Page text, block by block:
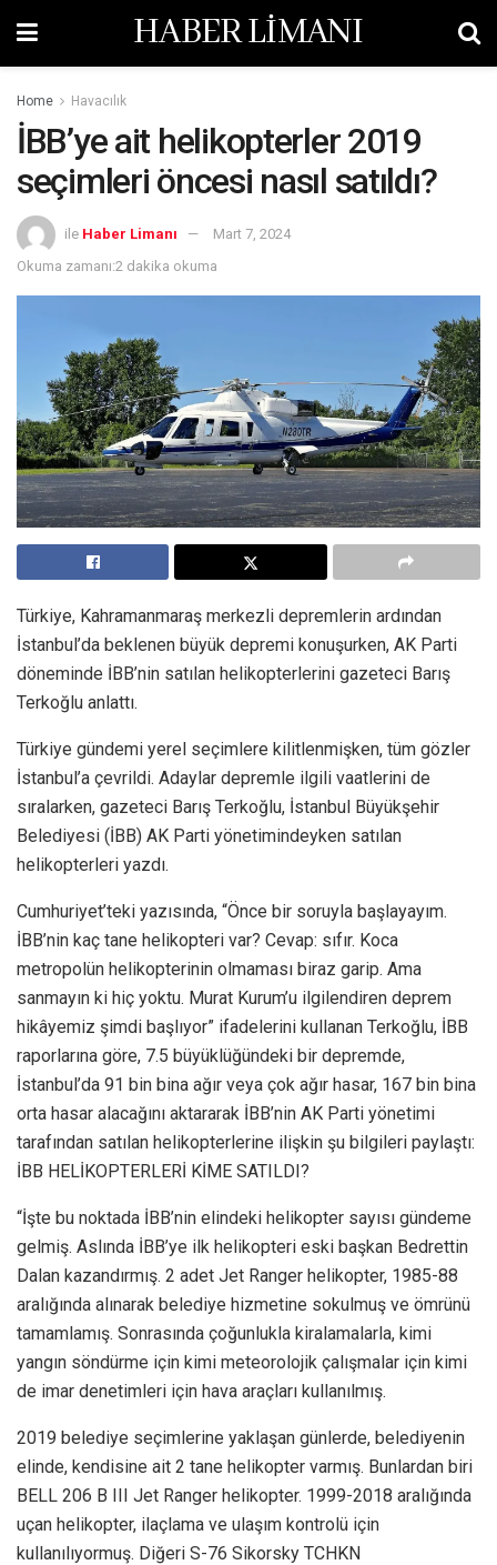
HABER LİMANI
Home Havacılık
İBB’ye ait helikopterler 2019
seçimleri öncesi nasıl satıldı?
ile Haber Limanı
Mart 7, 2024
Okuma zamanı:2 dakika okuma
Türkiye, Kahramanmaraş merkezli depremlerin ardından
İstanbul’da beklenen büyük depremi konuşurken, AK Parti
döneminde İBB’nin satılan helikopterlerini gazeteci Barış
Terkoğlu anlattı.
Türkiye gündemi yerel seçimlere kilitlenmişken, tüm gözler
İstanbul’a çevrildi. Adaylar depremle ilgili vaatlerini de
sıralarken, gazeteci Barış Terkoğlu, İstanbul Büyükşehir
Belediyesi (İBB) AK Parti yönetimindeyken satılan
helikopterleri yazdı.
Cumhuriyet’teki yazısında, “Önce bir soruyla başlayayım.
İBB’nin kaç tane helikopteri var? Cevap: sıfır. Koca
metropolün helikopterinin olmaması biraz garip. Ama
sanmayın ki hiç yoktu. Murat Kurum’u ilgilendiren deprem
hikâyemiz şimdi başlıyor” ifadelerini kullanan Terkoğlu, İBB
raporlarına göre, 7.5 büyüklüğündeki bir depremde,
İstanbul’da 91 bin bina ağır veya çok ağır hasar, 167 bin bina
orta hasar alacağını aktararak İBB’nin AK Parti yönetimi
tarafından satılan helikopterlerine ilişkin şu bilgileri paylaştı:
İBB HELİKOPTERLERİ KİME SATILDI?
“İşte bu noktada İBB’nin elindeki helikopter sayısı gündeme
gelmiş. Aslında İBB’ye ilk helikopteri eski başkan Bedrettin
Dalan kazandırmış. 2 adet Jet Ranger helikopter, 1985-88
aralığında alınarak belediye hizmetine sokulmuş ve ömrünü
tamamlamış. Sonrasında çoğunlukla kiralamalarla, kimi
yangın söndürme için kimi meteorolojik çalışmalar için kimi
de imar denetimleri için hava araçları kullanılmış.
2019 belediye seçimlerine yaklaşan günlerde, belediyenin
elinde, kendisine ait 2 tane helikopter varmış. Bunlardan biri
BELL 206 B III Jet Ranger helikopter. 1999-2018 aralığında
uçan helikopter, ilaçlama ve ulaşım kontrolü için
kullanılıyormuş. Diğeri S-76 Sikorsky TCHKN